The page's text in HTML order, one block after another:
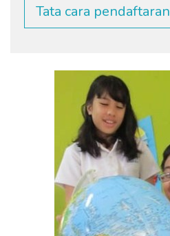
Tata cara pendaftaran